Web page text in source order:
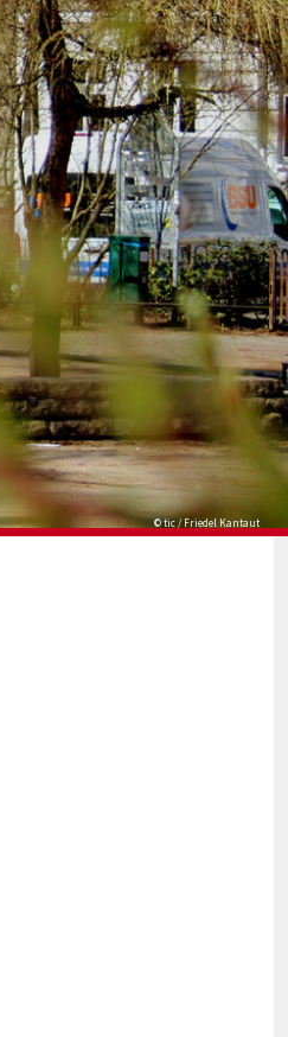
© tic / Friedel Kantaut